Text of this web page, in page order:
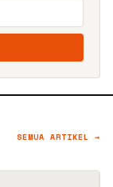
SEMUA ARTIKEL →